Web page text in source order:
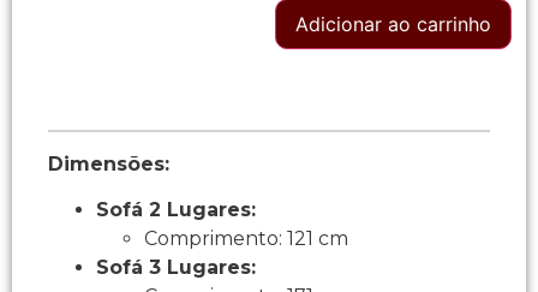
Adicionar ao carrinho
Dimensões:
Sofá 2 Lugares:
Comprimento: 121 cm
Sofá 3 Lugares: